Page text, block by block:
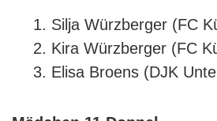
Silja Würzberger (FC
Kira Würzberger (FC
Elisa Broens (DJK